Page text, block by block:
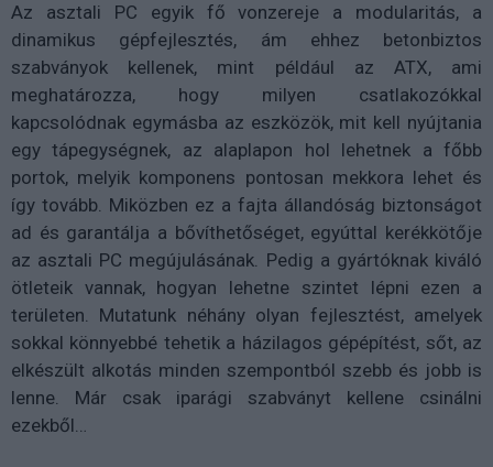
Az asztali PC egyik fő vonzereje a modularitás, a
dinamikus gépfejlesztés, ám ehhez betonbiztos
szabványok kellenek, mint például az ATX, ami
meghatározza, hogy milyen csatlakozókkal
kapcsolódnak egymásba az eszközök, mit kell nyújtania
egy tápegységnek, az alaplapon hol lehetnek a főbb
portok, melyik komponens pontosan mekkora lehet és
így tovább. Miközben ez a fajta állandóság biztonságot
ad és garantálja a bővíthetőséget, egyúttal kerékkötője
az asztali PC megújulásának. Pedig a gyártóknak kiváló
ötleteik vannak, hogyan lehetne szintet lépni ezen a
területen. Mutatunk néhány olyan fejlesztést, amelyek
sokkal könnyebbé tehetik a házilagos gépépítést, sőt, az
elkészült alkotás minden szempontból szebb és jobb is
lenne. Már csak iparági szabványt kellene csinálni
ezekből…